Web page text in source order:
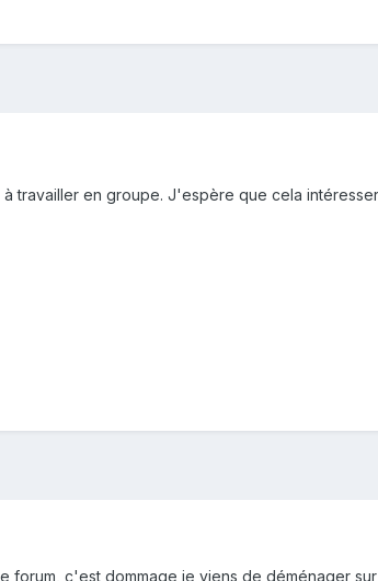
travailler en groupe. J'espère que cela
forum, c'est dommage je viens de déménager sur